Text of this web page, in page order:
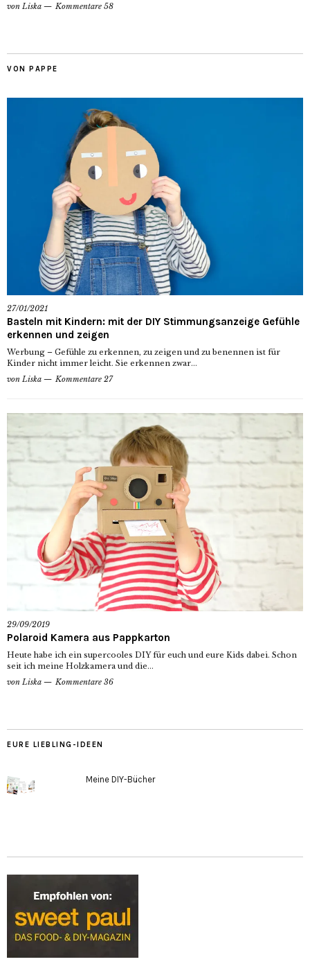
von Liska Kommentare 58
VON PAPPE
27/01/2021
Basteln mit Kindern: mit der DIY Stimmungsanzeige Gefühle
erkennen und zeigen
Werbung – Gefühle zu erkennen, zu zeigen und zu benennen ist für
Kinder nicht immer leicht. Sie erkennen zwar...
von Liska Kommentare 27
29/09/2019
Polaroid Kamera aus Pappkarton
Heute habe ich ein supercooles DIY für euch und eure Kids dabei. Schon
seit ich meine Holzkamera und die...
von Liska Kommentare 36
EURE LIEBLING-IDEEN
Meine DIY-Bücher